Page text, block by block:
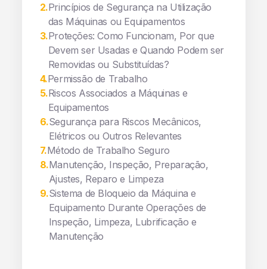
2.Princípios de Segurança na Utilização
das Máquinas ou Equipamentos
3.Proteções: Como Funcionam, Por que
Devem ser Usadas e Quando Podem ser
Removidas ou Substituídas?
4.Permissão de Trabalho
5.Riscos Associados a Máquinas e
Equipamentos
6.Segurança para Riscos Mecânicos,
Elétricos ou Outros Relevantes
7.Método de Trabalho Seguro
8.Manutenção, Inspeção, Preparação,
Ajustes, Reparo e Limpeza
9.Sistema de Bloqueio da Máquina e
Equipamento Durante Operações de
Inspeção, Limpeza, Lubrificação e
Manutenção